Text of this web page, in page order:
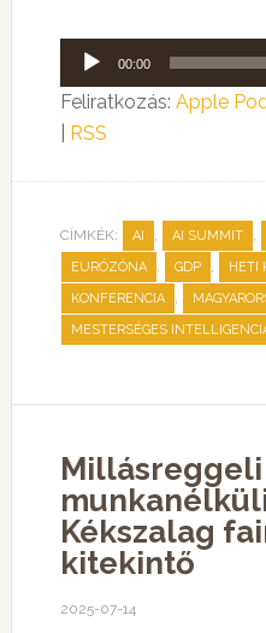
Audió
lejátszó
00:00
Feliratkozás: Apple
RSS
CÍMKÉK: AI , AI SUMMIT ,
EURÓZÓNA , GDP , HETI
KONFERENCIA ,
MESTERSÉGES
Kékszalag
kitekintő
2025-07-14